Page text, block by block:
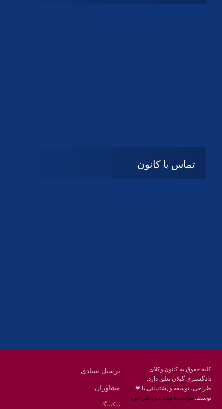
تماس با کانون
کلیه حقوق به کانون وکلای
دادگستری گیلان تعلق دارد.
طراحی، توسعه و پشتیبانی با ❤
توسط:موسسه مهندسی طراحی
محنا
پرسنل ستادی
مشاوران
تیکتینگ